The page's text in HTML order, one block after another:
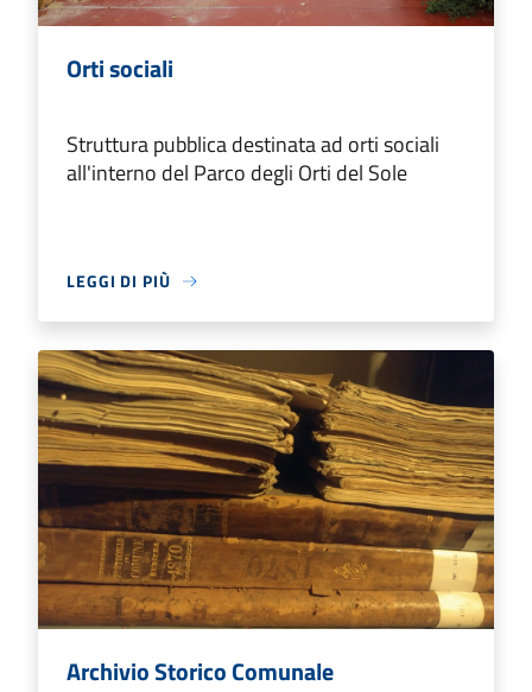
Orti sociali
Struttura pubblica destinata ad orti sociali
all'interno del Parco degli Orti del Sole
LEGGI DI PIÙ
Archivio Storico Comunale